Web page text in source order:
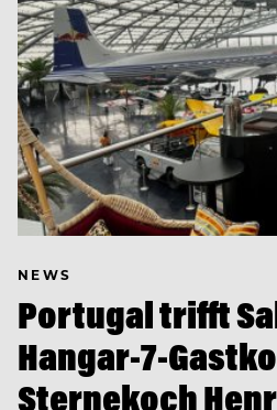
NEWS
Portugal trifft
Hangar-7-
Sternekoch